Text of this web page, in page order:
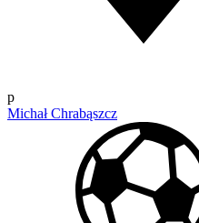
p
Michał Chrabąszcz